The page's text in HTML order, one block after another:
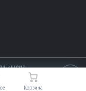
Корзина